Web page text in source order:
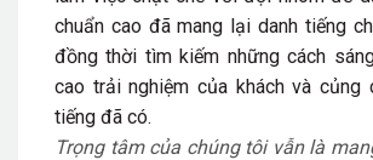
chuẩn cao đã mang lại danh tiếng
đồng thời tìm kiếm những cách
cao trải nghiệm của khách và củng
tiếng đã có.
Trọng tâm của chúng tôi vẫn là